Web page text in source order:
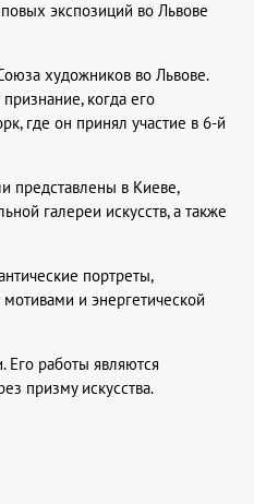
экспозиций во Львове
художников во Львове.
когда его
где он принял участие в 6-й
представлены в Киеве,
галереи искусств, а также
портреты,
и энергетической
Его работы являются
призму искусства.